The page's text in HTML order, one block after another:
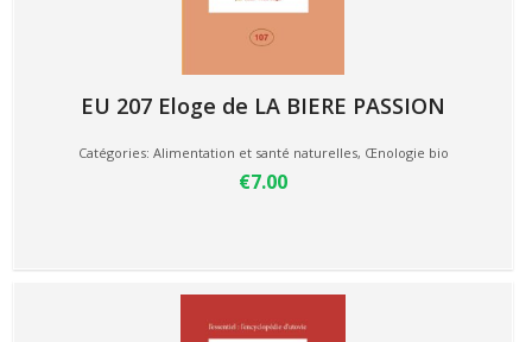
EU 207 Eloge de LA BIERE PASSION
Catégories: Alimentation et santé naturelles, Œnologie bio
€7.00